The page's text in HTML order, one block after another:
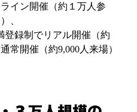
イン開催（約１万人参
、
登録制でリアル開催（約
常開催（約9,000人来場）